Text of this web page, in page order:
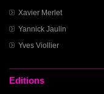
Xavier Merlet
Yannick Jaulin
Yves Viollier
Editions